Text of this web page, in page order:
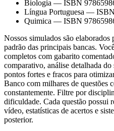
Biologia — ISBN
Língua Portuguesa —
Quimica — ISBN
Nossos simulados são elaborados
padrão das principais bancas.
completos com gabarito
comparativo, análise detalhada
pontos fortes e fracos para
Banco com milhares de questões
constantemente. Filtre por
dificuldade. Cada questão possui
vídeo, estatísticas de acertos e
posterior.